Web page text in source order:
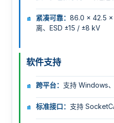
紧凑可靠： 86.0 × 42.5 ×
离、ESD ±15 / ±8 kV
软件支持
跨平台： 支持 Windows
标准接口： 支持